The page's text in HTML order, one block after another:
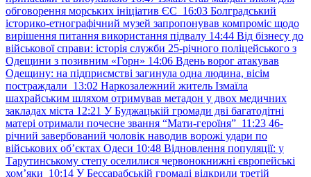
обговорення морських ініціатив ЄС 16:03 Болградський
історико-етнографічний музей запропонував компроміс щодо
вирішення питання використання підвалу 14:44 Від бізнесу до
військової справи: історія служби 25-річного поліцейського з
Одещини з позивним «Горн» 14:06 Вдень ворог атакував
Одещину: на підприємстві загинула одна людина, вісім
постраждали 13:02 Наркозалежний житель Ізмаїла
шахрайським шляхом отримував метадон у двох медичних
закладах міста 12:21 У Буджацькій громади дві багатодітні
матері отримали почесне звання “Мати-героїня” 11:23 46-
річний завербований чоловік наводив ворожі удари по
військових обʼєктах Одеси 10:48 Відновлення популяції: у
Тарутинському степу оселилися червонокнижні європейські
хом’яки 10:14 У Бессарабській громаді відкрили третій